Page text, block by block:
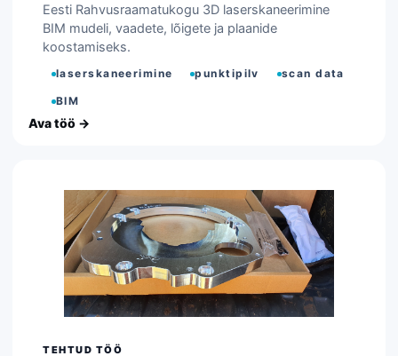
Eesti Rahvusraamatukogu 3D laserskaneerimine
BIM mudeli, vaadete, lõigete ja plaanide
koostamiseks.
laserskaneerimine punktipilv scan data
BIM